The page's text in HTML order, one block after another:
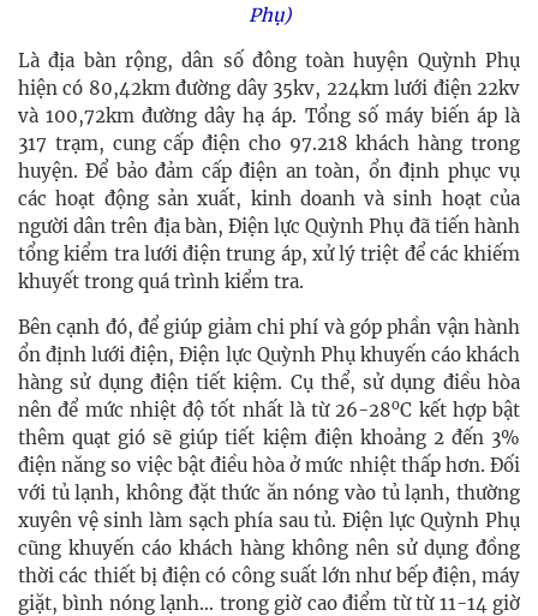
Phụ)
Là địa bàn rộng, dân số đông toàn huyện Quỳnh Phụ
hiện có 80,42km đường dây 35kv, 224km lưới điện 22kv
và 100,72km đường dây hạ áp. Tổng số máy biến áp là
317 trạm, cung cấp điện cho 97.218 khách hàng trong
huyện. Để bảo đảm cấp điện an toàn, ổn định phục vụ
các hoạt động sản xuất, kinh doanh và sinh hoạt của
người dân trên địa bàn, Điện lực Quỳnh Phụ đã tiến hành
tổng kiểm tra lưới điện trung áp, xử lý triệt để các khiếm
khuyết trong quá trình kiểm tra.
Bên cạnh đó, để giúp giảm chi phí và góp phần vận hành
ổn định lưới điện, Điện lực Quỳnh Phụ khuyến cáo khách
hàng sử dụng điện tiết kiệm. Cụ thể, sử dụng điều hòa
nên để mức nhiệt độ tốt nhất là từ 26-28oC kết hợp bật
thêm quạt gió sẽ giúp tiết kiệm điện khoảng 2 đến 3%
điện năng so việc bật điều hòa ở mức nhiệt thấp hơn. Đối
với tủ lạnh, không đặt thức ăn nóng vào tủ lạnh, thường
xuyên vệ sinh làm sạch phía sau tủ. Điện lực Quỳnh Phụ
cũng khuyến cáo khách hàng không nên sử dụng đồng
thời các thiết bị điện có công suất lớn như bếp điện, máy
giặt, bình nóng lạnh… trong giờ cao điểm từ từ 11-14 giờ